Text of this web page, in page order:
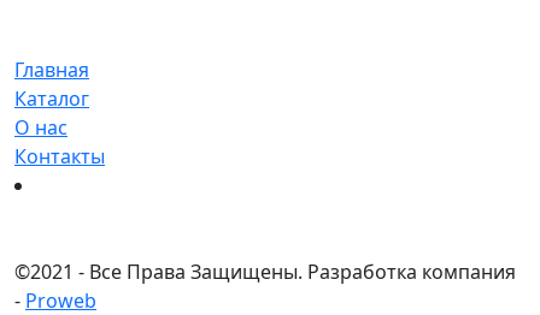
Главная
Каталог
О нас
Контакты
©2021 - Все Права Защищены. Разработка компания
- Proweb